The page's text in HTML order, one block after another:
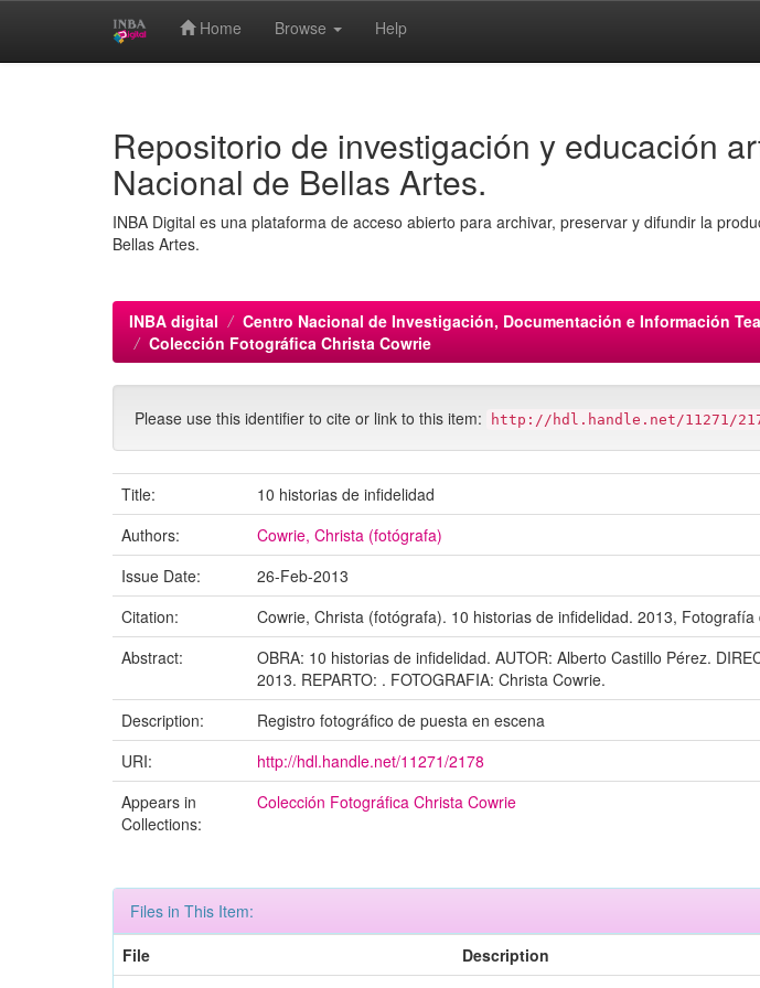
Home Browse Help
Repositorio de investigación y educación
Nacional de Bellas Artes.
INBA Digital es una plataforma de acceso abierto para archivar, preservar y difundir la
Bellas Artes.
INBA digital Centro Nacional de Investigación, Documentación e Información
Colección Fotográfica Christa Cowrie
Please use this identifier to cite or link to this item: http://hdl.handle.net/11271/
Title:
10 historias de infidelidad
Authors:
Cowrie, Christa (fotógrafa)
Issue Date:
26-Feb-2013
Citation:
Cowrie, Christa (fotógrafa). 10 historias de infidelidad. 2013, Fotografía
Abstract:
OBRA: 10 historias de infidelidad. AUTOR: Alberto Castillo Pérez.
2013. REPARTO: . FOTOGRAFIA: Christa Cowrie.
Description:
Registro fotográfico de puesta en escena
URI:
http://hdl.handle.net/11271/2178
Appears in
Collections:
Colección Fotográfica Christa Cowrie
Files in This Item:
File
Description